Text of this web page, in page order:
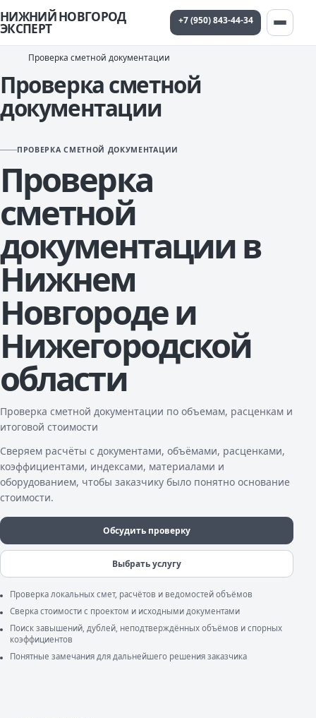
НИЖНИЙ НОВГОРОД
ЭКСПЕРТ
+7 (950) 843-44-34
Проверка сметной документации
Проверка сметной
документации
ПРОВЕРКА СМЕТНОЙ ДОКУМЕНТАЦИИ
Проверка
сметной
документации в
Нижнем
Новгороде и
Нижегородской
области
Проверка сметной документации по объемам, расценкам и
итоговой стоимости
Сверяем расчёты с документами, объёмами, расценками,
коэффициентами, индексами, материалами и
оборудованием, чтобы заказчику было понятно основание
стоимости.
Обсудить проверку
Выбрать услугу
Проверка локальных смет, расчётов и ведомостей объёмов
Сверка стоимости с проектом и исходными документами
Поиск завышений, дублей, неподтверждённых объёмов и спорных
коэффициентов
Понятные замечания для дальнейшего решения заказчика